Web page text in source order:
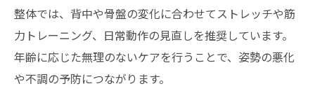
整体では、背中や骨盤の変化に合わせてストレッチや筋
力トレーニング、日常動作の見直しを推奨しています。
年齢に応じた無理のないケアを行うことで、姿勢の悪化
や不調の予防につながります。